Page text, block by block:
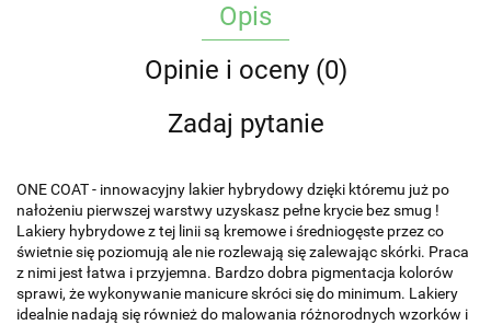
Opis
Opinie i oceny (0)
Zadaj pytanie
ONE COAT - innowacyjny lakier hybrydowy dzięki któremu już po
nałożeniu pierwszej warstwy uzyskasz pełne krycie bez smug !
Lakiery hybrydowe z tej linii są kremowe i średniogęste przez co
świetnie się poziomują ale nie rozlewają się zalewając skórki. Praca
z nimi jest łatwa i przyjemna. Bardzo dobra pigmentacja kolorów
sprawi, że wykonywanie manicure skróci się do minimum. Lakiery
idealnie nadają się również do malowania różnorodnych wzorków i